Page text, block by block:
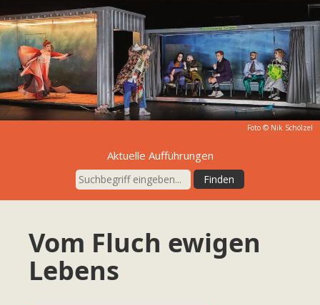
Foto © Nik Schölzel
Aktuelle Aufführungen
Vom Fluch ewigen
Lebens